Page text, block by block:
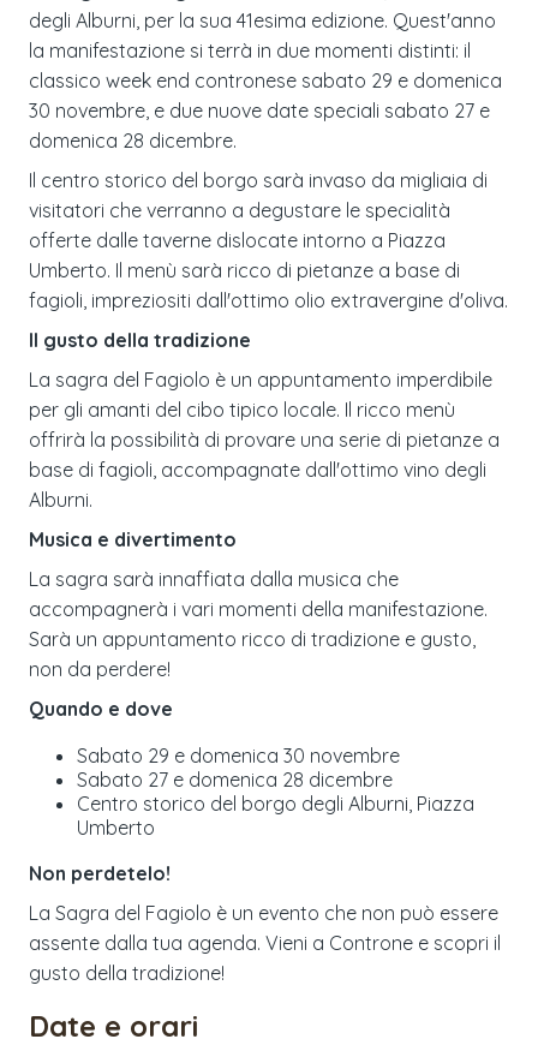
degli Alburni, per la sua 41esima edizione. Quest'anno
la manifestazione si terrà in due momenti distinti: il
classico week end contronese sabato 29 e domenica
30 novembre, e due nuove date speciali sabato 27 e
domenica 28 dicembre.
Il centro storico del borgo sarà invaso da migliaia di
visitatori che verranno a degustare le specialità
offerte dalle taverne dislocate intorno a Piazza
Umberto. Il menù sarà ricco di pietanze a base di
fagioli, impreziositi dall'ottimo olio extravergine d'oliva.
Il gusto della tradizione
La sagra del Fagiolo è un appuntamento imperdibile
per gli amanti del cibo tipico locale. Il ricco menù
offrirà la possibilità di provare una serie di pietanze a
base di fagioli, accompagnate dall'ottimo vino degli
Alburni.
Musica e divertimento
La sagra sarà innaffiata dalla musica che
accompagnerà i vari momenti della manifestazione.
Sarà un appuntamento ricco di tradizione e gusto,
non da perdere!
Quando e dove
Sabato 29 e domenica 30 novembre
Sabato 27 e domenica 28 dicembre
Centro storico del borgo degli Alburni, Piazza
Umberto
Non perdetelo!
La Sagra del Fagiolo è un evento che non può essere
assente dalla tua agenda. Vieni a Controne e scopri il
gusto della tradizione!
Date e orari